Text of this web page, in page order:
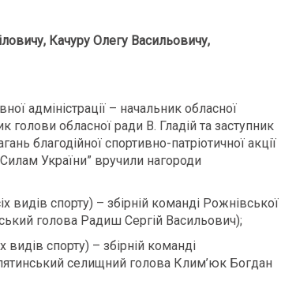
Качуру Олегу Васильовичу,
адміністрації – начальник обласної
голови обласної ради В. Гладій та заступник
благодійної спортивно-патріотичної акції
України” вручили нагороди
видів спорту) – збірній команді Рожнівської
голова Радиш Сергій Васильович);
видів спорту) – збірній команді
селищний голова Клим’юк Богдан